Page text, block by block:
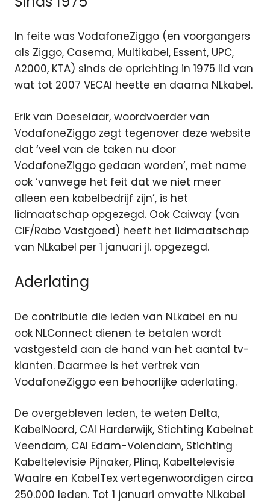
In feite was VodafoneZiggo (en voorgangers
als Ziggo, Casema, Multikabel, Essent, UPC,
A2000, KTA) sinds de oprichting in 1975 lid van
wat tot 2007 VECAI heette en daarna NLkabel.
Erik van Doeselaar, woordvoerder van
VodafoneZiggo zegt tegenover deze website
dat ‘veel van de taken nu door
VodafoneZiggo gedaan worden’, met name
ook ‘vanwege het feit dat we niet meer
alleen een kabelbedrijf zijn’, is het
lidmaatschap opgezegd. Ook Caiway (van
CIF/Rabo Vastgoed) heeft het lidmaatschap
van NLkabel per 1 januari jl. opgezegd.
Aderlating
De contributie die leden van NLkabel en nu
ook NLConnect dienen te betalen wordt
vastgesteld aan de hand van het aantal tv-
klanten. Daarmee is het vertrek van
VodafoneZiggo een behoorlijke aderlating.
De overgebleven leden, te weten Delta,
KabelNoord, CAI Harderwijk, Stichting Kabelnet
Veendam, CAI Edam-Volendam, Stichting
Kabeltelevisie Pijnaker, Plinq, Kabeltelevisie
Waalre en KabelTex vertegenwoordigen circa
250.000 leden. Tot 1 januari omvatte NLkabel